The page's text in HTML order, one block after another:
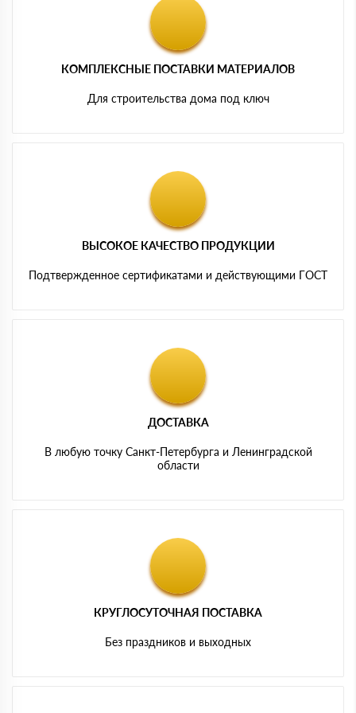
КОМПЛЕКСНЫЕ ПОСТАВКИ МАТЕРИАЛОВ
Для строительства дома под ключ
ВЫСОКОЕ КАЧЕСТВО ПРОДУКЦИИ
Подтвержденное сертификатами и действующими ГОСТ
ДОСТАВКА
В любую точку Санкт-Петербурга и Ленинградской
области
КРУГЛОСУТОЧНАЯ ПОСТАВКА
Без праздников и выходных